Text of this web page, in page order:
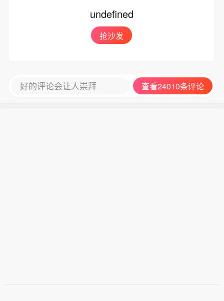
undefined
抢沙发
好的评论会让人崇拜 查看24010条评论